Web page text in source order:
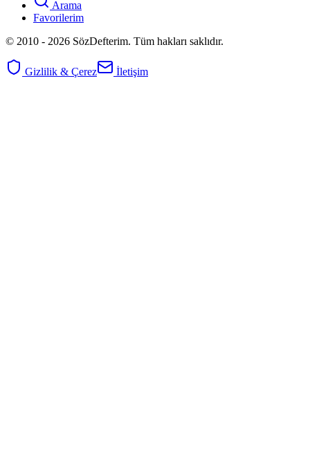
Arama
Favorilerim
© 2010 - 2026 SözDefterim. Tüm hakları saklıdır.
Gizlilik & Çerez İletişim